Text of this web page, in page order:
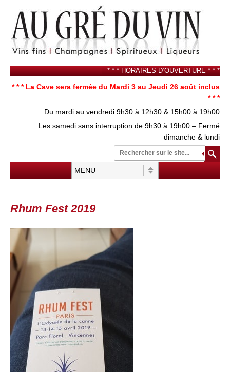
* * * HORAIRES D’OUVERTURE * * *
* * * La Cave sera fermée du Mardi 3 au Jeudi 26 août inclus
* * *
Du mardi au vendredi 9h30 à 12h30 & 15h00 à 19h00
Les samedi sans interruption de 9h30 à 19h00 – Fermé
dimanche & lundi
Rhum Fest 2019